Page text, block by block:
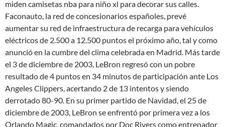
miden camisetas nba para niño xl para decorar sus calles.
Faconauto, la red de concesionarios españoles, prevé
aumentar su red de infraestructura de recarga para vehículos
eléctricos de 2.500 a 12.500 puntos el próximo año, tal y como
anunció en la cumbre del clima celebrada en Madrid. Más tarde
el 3 de diciembre de 2003, LeBron regresó con un pobre
resultado de 4 puntos en 34 minutos de participación ante Los
Angeles Clippers, acertando 2 de 13 intentos y siendo
derrotado 80-90. En su primer partido de Navidad, el 25 de
diciembre de 2003, LeBron se enfrentó por primera vez a los
Orlando Magic, comandados por Doc Rivers como entrenador